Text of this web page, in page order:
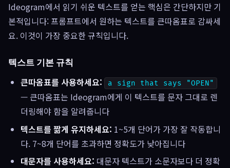
Ideogram에서 읽기 쉬운 텍스트를 얻는 핵심은 간단하지만 기
본적입니다: 프롬프트에서 원하는 텍스트를 큰따옴표로 감싸세
요. 이것이 가장 중요한 규칙입니다.
텍스트 기본 규칙
큰따옴표를 사용하세요: a sign that says "OPEN"
— 큰따옴표는 Ideogram에게 이 텍스트를 문자 그대로 렌
더링해야 함을 알려줍니다
텍스트를 짦게 유지하세요: 1~5개 단어가 가장 잘 작동합니
다. 7~8개 단어를 초과하면 정확도가 낮아집니다
대문자를 사용하세요: 대문자 텍스트가 소문자보다 더 정확